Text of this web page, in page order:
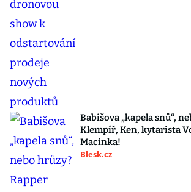
Babišova „kapela snů“,
Klempíř, Ken, kytarista
Macinka!
Blesk.cz